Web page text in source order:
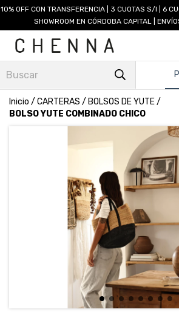
10% OFF CON TRANSFERENCIA | 3 CUOTAS S/I | 6
SHOWROOM EN CÓRDOBA CAPITAL |
Inicio / CARTERAS / BOLSOS DE YUTE/
BOLSO YUTE COMBINADO CHICO